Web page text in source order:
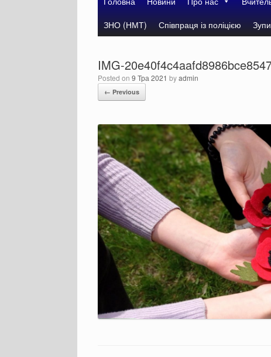
ЗНО (НМТ)
Співпраця із поліцією
IMG-
Posted on 9 Тра 2021 byadmin
← Previous